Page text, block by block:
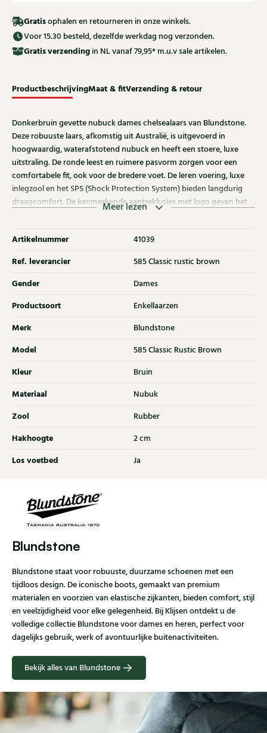
Gratisophalen en retourneren in onze winkels.
Voor 15.30 besteld, dezelfde werkdag nog verzonden.
Gratisverzending in NL vanaf 79,95* m.u.v sale artikelen.
ProductbeschrijvingMaat & fitVerzending & retour
Donkerbruin gevette nubuck dames chelsealaars van Blundstone.
Deze robuuste laars, afkomstig uit Australië, is uitgevoerd in
hoogwaardig, waterafstotend nubuck en heeft een stoere, luxe
uitstraling. De ronde leest en ruimere pasvorm zorgen voor een
comfortabele fit, ook voor de bredere voet. De leren voering, luxe
inlegzool en het SPS (Shock Protection System) bieden langdurig
draagcomfort. De kenmerkende aantreklusjes met logo geven het
Meer lezen
Artikelnummer 41039
Ref. leverancier 585 Classic rustic brown
Gender Dames
Productsoort Enkellaarzen
Merk Blundstone
Model 585 Classic Rustic Brown
Kleur Bruin
Materiaal Nubuk
Zool Rubber
Hakhoogte 2 cm
Los voetbed Ja
Blundstone
Blundstone staat voor robuuste, duurzame schoenen met een
tijdloos design. De iconische boots, gemaakt van premium
materialen en voorzien van elastische zijkanten, bieden comfort, stijl
en veelzijdigheid voor elke gelegenheid. Bij Klijsen ontdekt u de
volledige collectie Blundstone voor dames en heren, perfect voor
dagelijks gebruik, werk of avontuurlijke buitenactiviteiten.
Bekijk alles van Blundstone